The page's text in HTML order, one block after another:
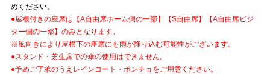
めください。
●屋根付きの座席は【A自由席ホーム側の一部】【S自由席】【A自由席ビジ
ター側の一部】のみとなります。
※風向きにより屋根下の座席にも雨が降り込む可能性がございます。
●スタンド・芝生席での傘の使用はできません。
●予めご了承のうえレインコート・ポンチョをご用意ください。